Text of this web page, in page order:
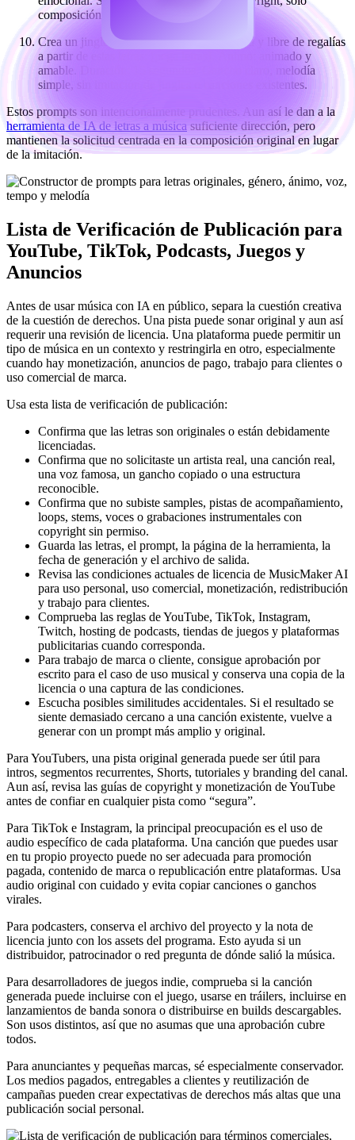
composición original.
Crea un jingle comercial seguro para marca y libre de regalías
a partir de estas letras: [pega letras]. Ánimo: animado y
amable. Duración: 15 segundos. Gancho claro, melodía
simple, sin imitación de jingles o canciones existentes.
Estos prompts son intencionalmente prudentes. Aun así le dan a la
herramienta de IA de letras a músicasuficiente dirección, pero
mantienen la solicitud centrada en la composición original en lugar
de la imitación.
Lista de Verificación de Publicación para
YouTube, TikTok, Podcasts, Juegos y
Anuncios
Antes de usar música con IA en público, separa la cuestión creativa
de la cuestión de derechos. Una pista puede sonar original y aun así
requerir una revisión de licencia. Una plataforma puede permitir un
tipo de música en un contexto y restringirla en otro, especialmente
cuando hay monetización, anuncios de pago, trabajo para clientes o
uso comercial de marca.
Usa esta lista de verificación de publicación:
Confirma que las letras son originales o están debidamente
licenciadas.
Confirma que no solicitaste un artista real, una canción real,
una voz famosa, un gancho copiado o una estructura
reconocible.
Confirma que no subiste samples, pistas de acompañamiento,
loops, stems, voces o grabaciones instrumentales con
copyright sin permiso.
Guarda las letras, el prompt, la página de la herramienta, la
fecha de generación y el archivo de salida.
Revisa las condiciones actuales de licencia de MusicMaker AI
para uso personal, uso comercial, monetización, redistribución
y trabajo para clientes.
Comprueba las reglas de YouTube, TikTok, Instagram,
Twitch, hosting de podcasts, tiendas de juegos y plataformas
publicitarias cuando corresponda.
Para trabajo de marca o cliente, consigue aprobación por
escrito para el caso de uso musical y conserva una copia de la
licencia o una captura de las condiciones.
Escucha posibles similitudes accidentales. Si el resultado se
siente demasiado cercano a una canción existente, vuelve a
generar con un prompt más amplio y original.
Para YouTubers, una pista original generada puede ser útil para
intros, segmentos recurrentes, Shorts, tutoriales y branding del canal.
Aun así, revisa las guías de copyright y monetización de YouTube
antes de confiar en cualquier pista como “segura”.
Para TikTok e Instagram, la principal preocupación es el uso de
audio específico de cada plataforma. Una canción que puedes usar
en tu propio proyecto puede no ser adecuada para promoción
pagada, contenido de marca o republicación entre plataformas. Usa
audio original con cuidado y evita copiar canciones o ganchos
virales.
Para podcasters, conserva el archivo del proyecto y la nota de
licencia junto con los assets del programa. Esto ayuda si un
distribuidor, patrocinador o red pregunta de dónde salió la música.
Para desarrolladores de juegos indie, comprueba si la canción
generada puede incluirse con el juego, usarse en tráilers, incluirse en
lanzamientos de banda sonora o distribuirse en builds descargables.
Son usos distintos, así que no asumas que una aprobación cubre
todos.
Para anunciantes y pequeñas marcas, sé especialmente conservador.
Los medios pagados, entregables a clientes y reutilización de
campañas pueden crear expectativas de derechos más altas que una
publicación social personal.